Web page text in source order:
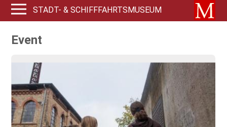
STADT- & SCHIFFFAHRTSMUSEUM
Event